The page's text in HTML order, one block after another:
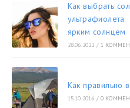
Как выбрать
ярким солнцем
28.06.2022 / 1
Как правильно
15.10.2016 / 0